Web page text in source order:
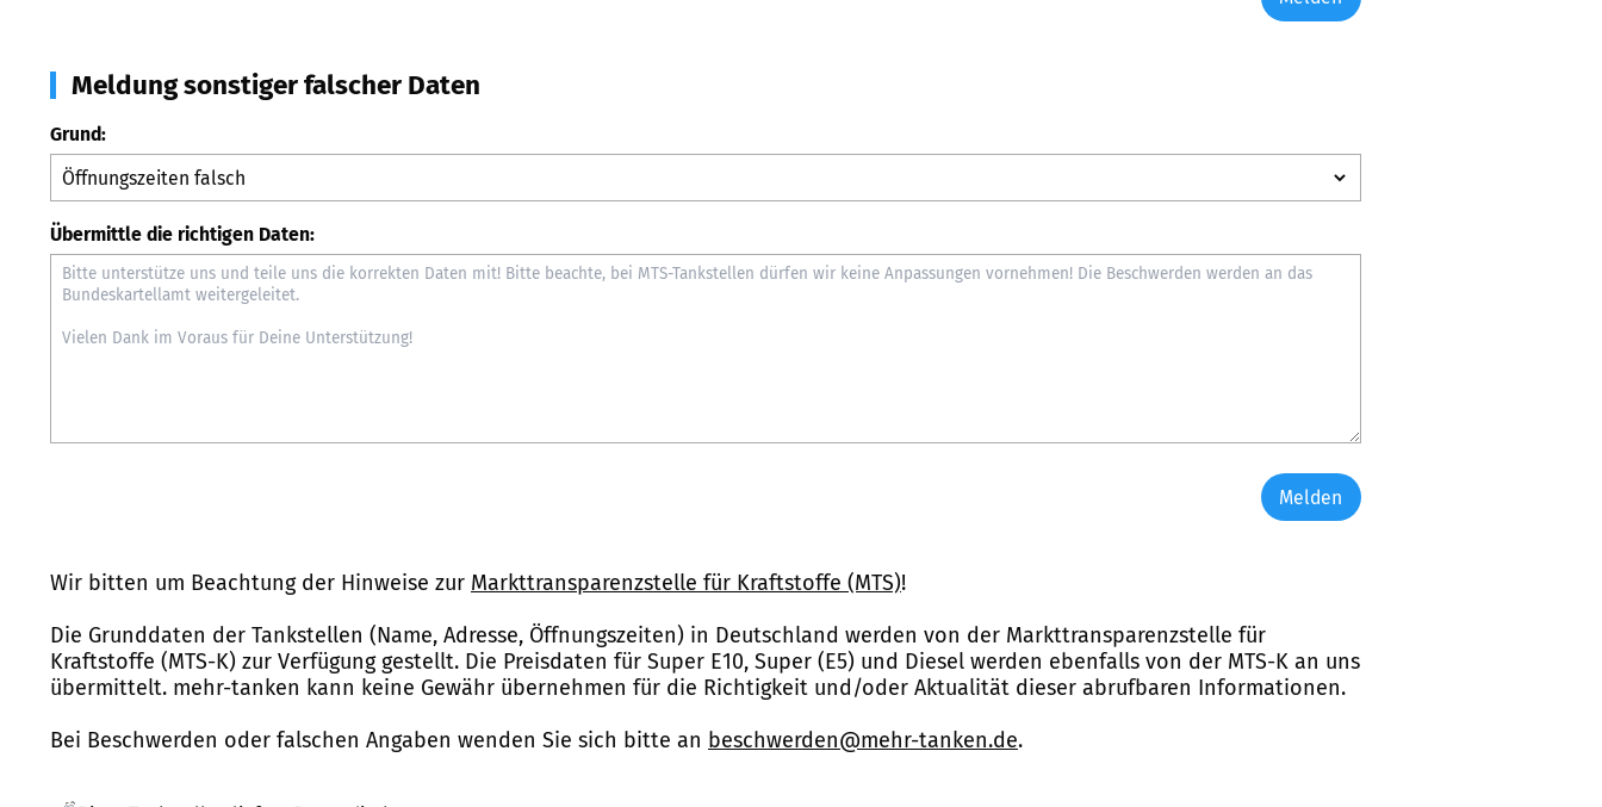
Meldung sonstiger falscher Daten
Grund:
Übermittle die richtigen Daten:
Melden
Wir bitten um Beachtung der Hinweise zur Markttransparenzstelle für Kraftstoffe (MTS)!
Die Grunddaten der Tankstellen (Name, Adresse, Öffnungszeiten) in Deutschland werden von der Markttransparenzstelle für
Kraftstoffe (MTS-K) zur Verfügung gestellt. Die Preisdaten für Super E10, Super (E5) und Diesel werden ebenfalls von der MTS-K an uns
übermittelt. mehr-tanken kann keine Gewähr übernehmen für die Richtigkeit und/oder Aktualität dieser abrufbaren Informationen.
Bei Beschwerden oder falschen Angaben wenden Sie sich bitte an beschwerden@mehr-tanken.de.